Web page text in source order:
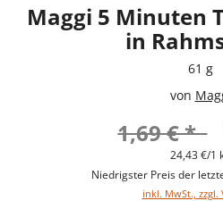
Maggi 5 Minuten
in
61 g
von
1,69 € *
24,43 €/1
Niedrigster Preis der
inkl. MwSt., zzgl.